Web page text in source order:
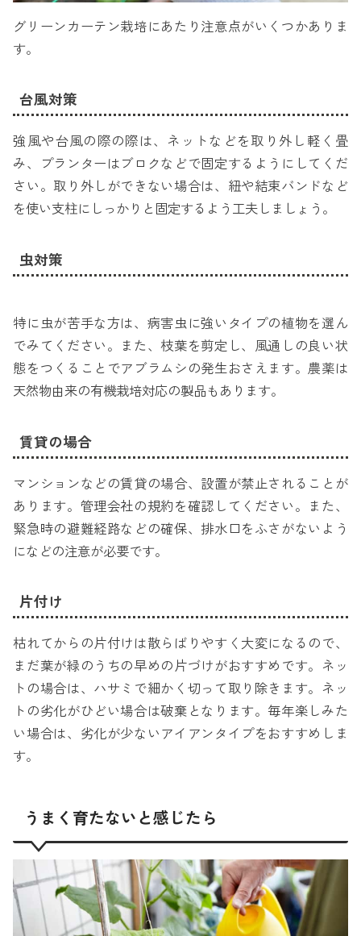
グリーンカーテン栽培にあたり注意点がいくつかありま
す。
台風対策
強風や台風の際の際は、ネットなどを取り外し軽く畳
み、プランターはブロクなどで固定するようにしてくだ
さい。取り外しができない場合は、紐や結束バンドなど
を使い支柱にしっかりと固定するよう工夫しましょう。
虫対策
特に虫が苦手な方は、病害虫に強いタイプの植物を選ん
でみてください。また、枝葉を剪定し、風通しの良い状
態をつくることでアブラムシの発生おさえます。農薬は
天然物由来の有機栽培対応の製品もあります。
賃貸の場合
マンションなどの賃貸の場合、設置が禁止されることが
あります。管理会社の規約を確認してください。また、
緊急時の避難経路などの確保、排水口をふさがないよう
になどの注意が必要です。
片付け
枯れてからの片付けは散らばりやすく大変になるので、
まだ葉が緑のうちの早めの片づけがおすすめです。ネッ
トの場合は、ハサミで細かく切って取り除きます。ネッ
トの劣化がひどい場合は破棄となります。毎年楽しみた
い場合は、劣化が少ないアイアンタイプをおすすめしま
す。
うまく育たないと感じたら